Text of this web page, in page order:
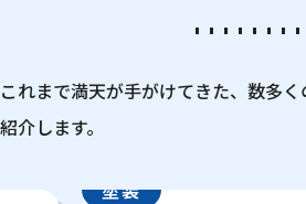
これまで満天が手がけてきた、数多
紹介します。
塗装